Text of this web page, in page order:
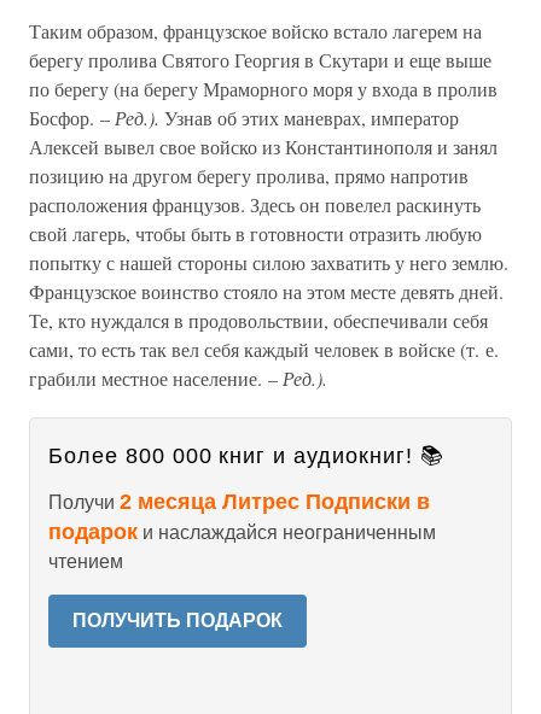
Таким образом, французское войско встало лагерем на
берегу пролива Святого Георгия в Скутари и еще выше
по берегу (на берегу Мраморного моря у входа в пролив
Босфор. – Ред.). Узнав об этих маневрах, император
Алексей вывел свое войско из Константинополя и занял
позицию на другом берегу пролива, прямо напротив
расположения французов. Здесь он повелел раскинуть
свой лагерь, чтобы быть в готовности отразить любую
попытку с нашей стороны силою захватить у него землю.
Французское воинство стояло на этом месте девять дней.
Те, кто нуждался в продовольствии, обеспечивали себя
сами, то есть так вел себя каждый человек в войске (т. е.
грабили местное население. – Ред.).
Более 800 000 книг и аудиокниг! 📚
Получи 2 месяца Литрес Подписки в
подарок и наслаждайся неограниченным
чтением
ПОЛУЧИТЬ ПОДАРОК